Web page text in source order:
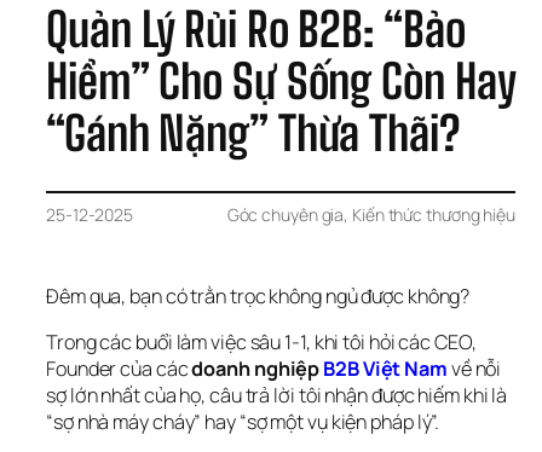
Quản Lý Rủi Ro B2B: “Bảo
Hiểm” Cho Sự Sống Còn Hay
“Gánh Nặng” Thừa Thãi?
25-12-2025 Góc chuyên gia, Kiến thức thương hiệu
Đêm qua, bạn có trằn trọc không ngủ được không?
Trong các buổi làm việc sâu 1-1, khi tôi hỏi các CEO,
Founder của các doanh nghiệp B2B Việt Nam về nỗi
sợ lớn nhất của họ, câu trả lời tôi nhận được hiếm khi là
“sợ nhà máy cháy” hay “sợ một vụ kiện pháp lý”.